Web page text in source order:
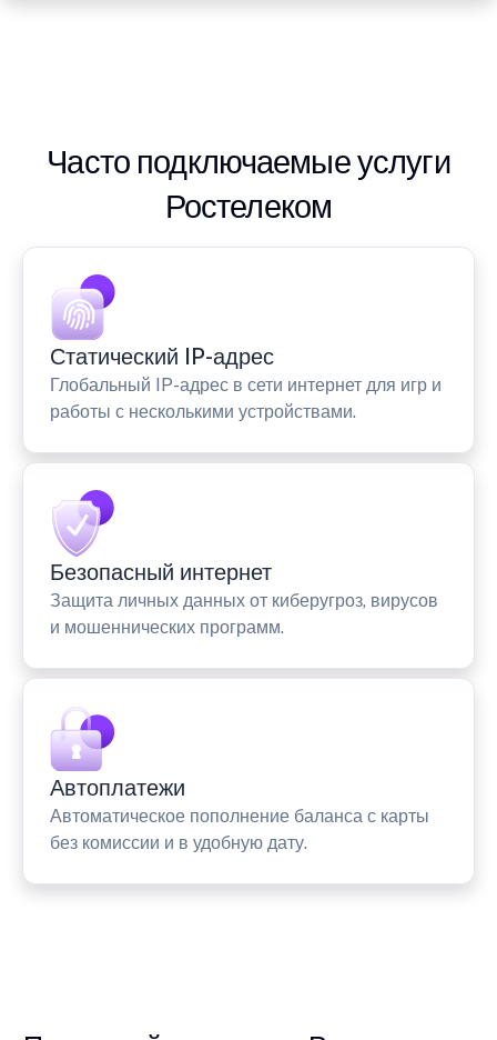
Часто подключаемые услуги
Ростелеком
Статический IP-адрес
Глобальный IP-адрес в сети интернет для игр и
работы с несколькими устройствами.
Безопасный интернет
Защита личных данных от киберугроз, вирусов
и мошеннических программ.
Автоплатежи
Автоматическое пополнение баланса с карты
без комиссии и в удобную дату.